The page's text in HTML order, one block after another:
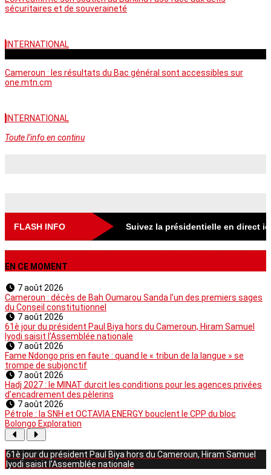
sécuritaires et de souveraineté
INTERNATIONAL
Cameroun : les résultats du Bac général sont accessibles sur
one.mtn.cm
INTERNATIONAL
Toute l’info en continu
FLASH INFO Suivez la présidentielle en direct
EN CE MOMENT
7 août 2026
Cameroun : décès de Bah Oumarou Sanda l’un des premiers sages
du Conseil constitutionnel
7 août 2026
61è jour du président Paul Biya hors du Cameroun, Hiram Samuel
Iyodi saisit l’Assemblée nationale
7 août 2026
Fame Ndongo pris en faute : quand le « tribun de la langue » se
trompe de subjonctif
7 août 2026
Hadj 2027 : le MINAT durcit les conditions pour les agences privées
d’encadrement des pèlerins
7 août 2026
Pétrole : la SNH et OCTAVIA ENERGY bouclent le CPP du bloc
Bolongo Exploration
61è jour du président Paul Biya hors du Cameroun, Hiram Samuel
Iyodi saisit l’Assemblée nationale